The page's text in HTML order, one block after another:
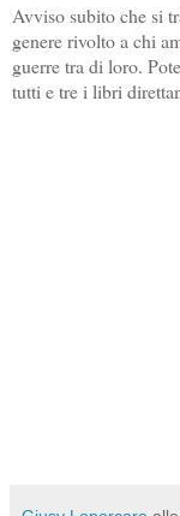
Avviso subito che si
genere rivolto a chi
guerre tra di loro.
tutti e tre i libri